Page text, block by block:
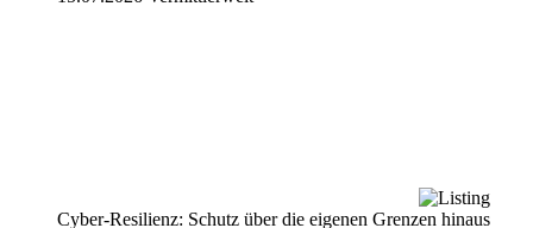
Cyber-Resilienz: Schutz über die eigenen Grenzen hinaus